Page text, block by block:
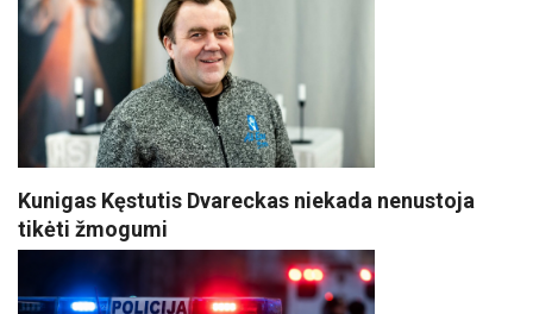
Kunigas Kęstutis Dvareckas niekada nenustoja
tikėti žmogumi